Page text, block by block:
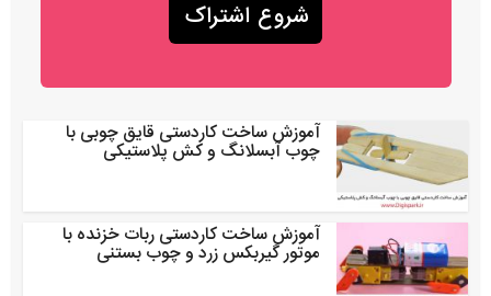
آموزش ساخت کاردستی قایق چوبی با
چوب آبسلانگ و کش پلاستیکی
آموزش ساخت کاردستی ربات خزنده با
موتور گیربکس زرد و چوب بستنی